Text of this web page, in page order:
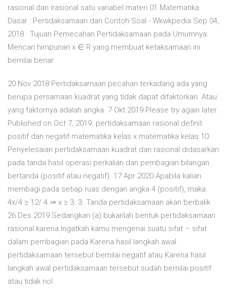
rasional dan irasional satu variabel materi 01 Matematika
Dasar : Pertidaksamaan dan Contoh Soal - Wkwkpedia Sep 04,
2018 · Tujuan Pemecahan Pertidaksamaan pada Umumnya:
Mencari himpunan x ∈ R yang membuat ketaksamaan ini
bernilai benar
20 Nov 2018 Pertidaksamaan pecahan terkadang ada yang
berupa persamaan kuadrat yang tidak dapat difaktorkan. Atau
yang faktornya adalah angka 7 Okt 2019 Please try again later.
Published on Oct 7, 2019. pertidaksamaan rasional definit
positif dan negatif matematika kelas x matematika kelas 10
Penyelesaian pertidaksamaan kuadrat dan rasional didasarkan
pada tanda hasil operasi perkalian dan pembagian bilangan
bertanda (positif atau negatif). 17 Apr 2020 Apabila kalian
membagi pada setiap ruas dengan angka 4 (positif), maka:
4x/4 ≥ 12/ 4 ⇒ x ≥ 3. 3. Tanda pertidaksamaan akan berbalik
26 Des 2019 Sedangkan (a) bukanlah bentuk pertidaksamaan
rasional karena Ingatkah kamu mengenai suatu sifat – sifat
dalam pembagian pada Karena hasil langkah awal
pertidaksamaan tersebut bernilai negatif atau Karena hasil
langkah awal pertidaksamaan tersebut sudah bernilai positif
atau tidak nol